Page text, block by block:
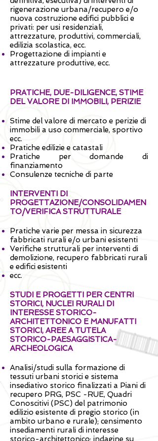
rigenerazione urbana/recupero e/o
nuova costruzione edifici pubblici e
privati: per usi residenziali,
attrezzature, produttivi, commerciali,
edilizia scolastica, ecc.
Progettazione di impianti e
attrezzature produttive, ecc.
PRATICHE, DUE-DILIGENCE, STIME
DEL VALORE DI IMMOBILI, PERIZIE
Stime del valore di mercato e perizie di
immobili a uso commerciale, sportivo
ecc.
Pratiche edilizie e catastali
Pratiche per domande di
finanziamento
Consulenze tecniche di parte
INTERVENTI DI
PROGETTAZIONE/CONSOLIDAMEN
TO/VERIFICA STRUTTURALE
Pratiche varie per messa in sicurezza
fabbricati rurali e/o urbani esistenti
Verifiche strutturali per interventi di
demolizione, recupero fabbricati rurali
e edifici esistenti
ecc.
STUDI E PROGETTI PER CENTRI
STORICI, NUCLEI RURALI DI
INTERESSE STORICO-
ARCHITETTONICO E MANUFATTI
STORICI, AREE A TUTELA
STORICO-PAESAGGISTICA-
ARCHEOLOGICA
Analisi/studi sulla formazione di
tessuti urbani storici e sistema
insediativo storico finalizzati a Piani di
recupero PRG, PSC -RUE, Quadri
Conoscitivi (PSC) del patrimonio
edilizio esistente di pregio storico (in
ambito urbano e rurale); censimento
insediamenti rurali di interesse
storico-architettonico; indagine su